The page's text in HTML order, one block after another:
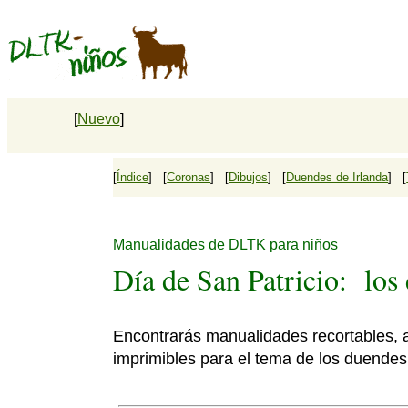
[Nuevo]
[ Índice] [Coronas] [Dibujos] [Duendes de Irlanda] [
Manualidades de DLTK para niños
Día de San Patricio: los
Encontrarás manualidades
imprimibles para el tema de los